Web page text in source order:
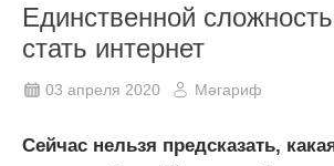
Единственной
стать интернет
03 апреля 2020 Мәгариф
Сейчас нельзя предсказать,